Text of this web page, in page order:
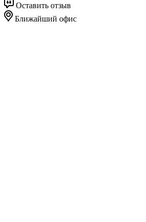
Оставить отзыв
Ближайший офис